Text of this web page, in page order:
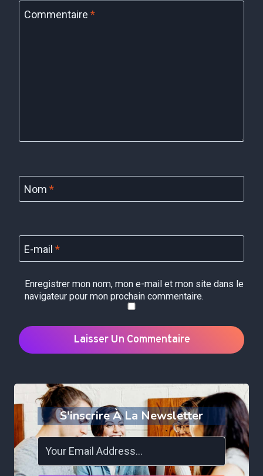
Commentaire *
Nom *
E-mail *
Enregistrer mon nom, mon e-mail et mon site dans le
navigateur pour mon prochain commentaire.
S'inscrire À La Newsletter